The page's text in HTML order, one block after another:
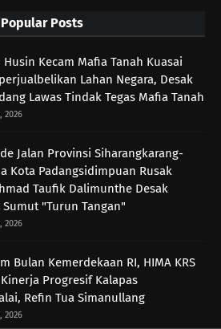
Popular Posts
Kecam Mafia Tanah Kuasai
Lahan Negara, Desak
Lawas Tindak Tegas Mafia Tanah
2026
Jalan Provinsi Siharangkarang-
Kota Padangsidimpuan Rusak
Taufik Dalimunthe Desak
"Turun Tangan"
2026
Bulan Kemerdekaan RI, HIMA KRS
Progresif Kalapas
Refin Tua Simanullang
2026